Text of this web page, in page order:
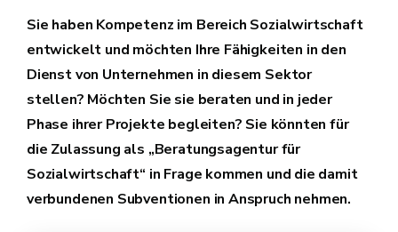
Sie haben Kompetenz im Bereich Sozialwirtschaft
entwickelt und möchten Ihre Fähigkeiten in den
Dienst von Unternehmen in diesem Sektor
stellen? Möchten Sie sie beraten und in jeder
Phase ihrer Projekte begleiten? Sie könnten für
die Zulassung als „Beratungsagentur für
Sozialwirtschaft“ in Frage kommen und die damit
verbundenen Subventionen in Anspruch nehmen.